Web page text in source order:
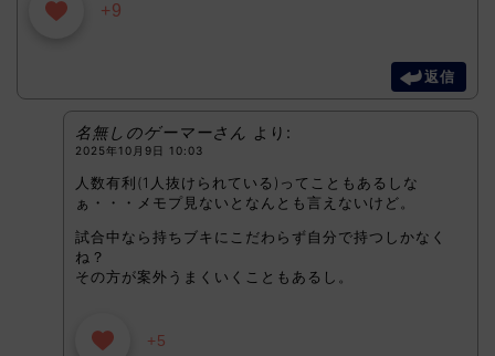
+9
返信
名無しのゲーマーさん より:
2025年10月9日 10:03
人数有利(1人抜けられている)ってこともあるしな
ぁ・・・メモプ見ないとなんとも言えないけど。
試合中なら持ちブキにこだわらず自分で持つしかなく
ね？
その方が案外うまくいくこともあるし。
+5